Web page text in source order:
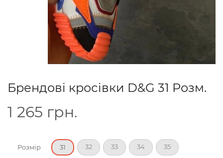
Брендові кросівки D&G 31 Розм.
1 265 грн.
Розмір 31 32 33 34 35